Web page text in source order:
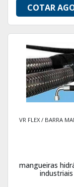
COTAR
VR FLEX / BARRA
mangueiras
industriais